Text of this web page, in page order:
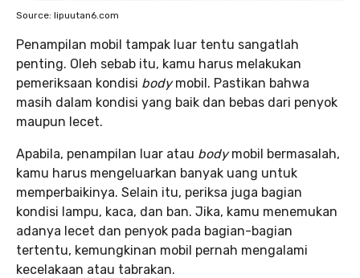
Source: lipuutan6.com
Penampilan mobil tampak luar tentu sangatlah
penting. Oleh sebab itu, kamu harus melakukan
pemeriksaan kondisi bodymobil. Pastikan bahwa
masih dalam kondisi yang baik dan bebas dari penyok
maupun lecet.
Apabila, penampilan luar atau bodymobil bermasalah,
kamu harus mengeluarkan banyak uang untuk
memperbaikinya. Selain itu, periksa juga bagian
kondisi lampu, kaca, dan ban. Jika, kamu menemukan
adanya lecet dan penyok pada bagian-bagian
tertentu, kemungkinan mobil pernah mengalami
kecelakaan atau tabrakan.